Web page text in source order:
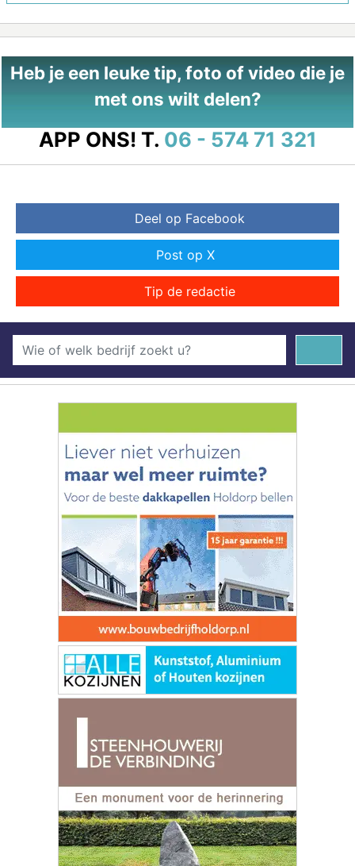
Heb je een leuke tip, foto of video die je
met ons wilt delen?
APP ONS! T. 06 - 574 71 321
Deel op Facebook
Post op X
Tip de redactie